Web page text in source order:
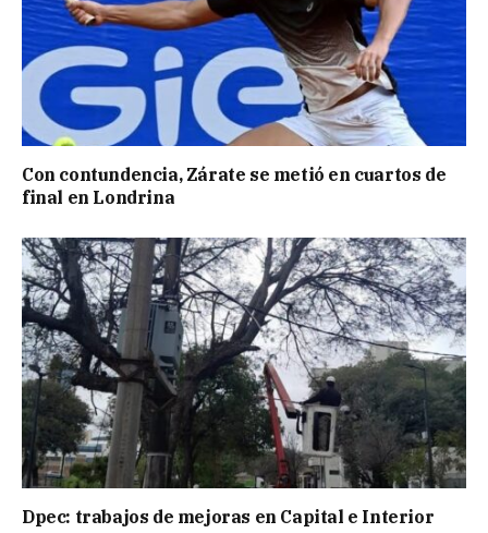
Con contundencia, Zárate se metió en cuartos de
final en Londrina
Dpec: trabajos de mejoras en Capital e Interior